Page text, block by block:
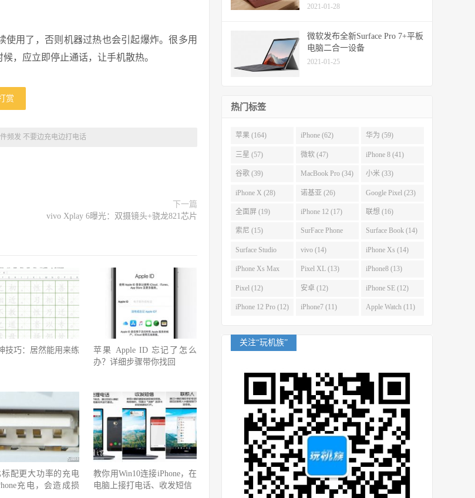
用了，否则机器过热也会引起爆炸。很多用
，应立即停止通话，让手机散热。
赏
频发 不要边充电边打电话
下一篇
vivo Xplay 6曝光：双摄镜头+骁龙821芯片
技巧：居然能用来练
苹果 Apple ID 忘记了怎么
办？详细步骤带你找回
配更大功率的充电
充电，会造成损
教你用Win10连接iPhone，在
电脑上接打电话、收发短信
2021-01-28
微软发布全新Surface Pro 7+平板
电脑二合一设备
2021-01-25
热门标签
苹果 (164) iPhone (62) 华为 (59)
三星 (57) 微软 (47) iPhone 8 (41)
谷歌 (39) MacBook Pro (34) 小米 (33)
iPhone X (28) 诺基亚 (26) Google Pixel (23)
全面屏 (19) iPhone 12 (17) 联想 (16)
索尼 (15) SurFace Phone
(14)
Surface Book (14)
Surface Studio
(14)
vivo (14) iPhone Xs (14)
iPhone Xs Max
(14)
Pixel XL (13) iPhone8 (13)
Pixel (12) 安卓 (12) iPhone SE (12)
iPhone 12 Pro (12) iPhone7 (11) Apple Watch (11)
关注“玩机族”